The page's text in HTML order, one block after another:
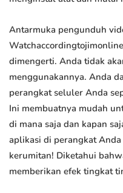
Antarmuka pengunduh
dimengerti. Anda tidak
menggunakannya. Anda
perangkat seluler Anda
Ini membuatnya mudah
di mana saja dan kapan
aplikasi di perangkat
kerumitan! Diketahui
memberikan efek tingkat